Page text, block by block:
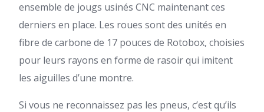
ensemble de jougs usinés CNC maintenant ces
derniers en place. Les roues sont des unités en
fibre de carbone de 17 pouces de Rotobox, choisies
pour leurs rayons en forme de rasoir qui imitent
les aiguilles d’une montre.
Si vous ne reconnaissez pas les pneus, c’est qu’ils